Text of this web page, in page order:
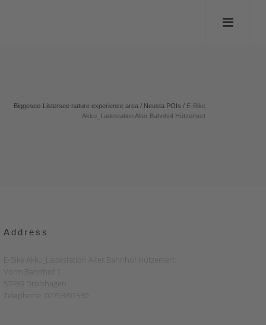
Biggesee-Listersee nature experience area / Neusta POIs / E-Bike
Akku_Ladestation Alter Bahnhof Hützemert
Address
E-Bike Akku_Ladestation Alter Bahnhof Hützemert
Vorm Bahnhof 1
57489 Drolshagen
Telephone: 02763/91530